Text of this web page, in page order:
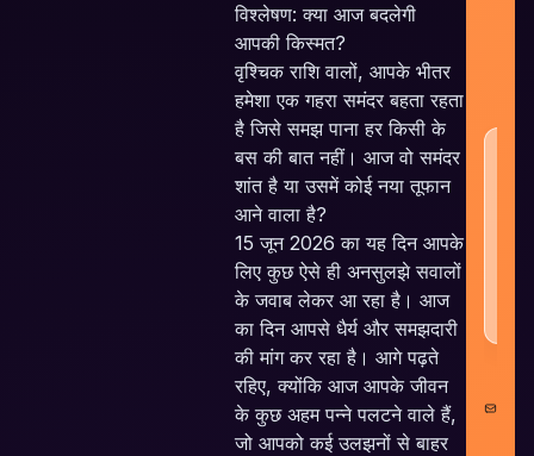
विश्लेषण: क्या आज बदलेगी
आपकी किस्मत?
वृश्चिक राशि वालों, आपके भीतर
हमेशा एक गहरा समंदर बहता रहता
है जिसे समझ पाना हर किसी के
बस की बात नहीं। आज वो समंदर
शांत है या उसमें कोई नया तूफान
आने वाला है?
15 जून 2026 का यह दिन आपके
लिए कुछ ऐसे ही अनसुलझे सवालों
के जवाब लेकर आ रहा है। आज
का दिन आपसे धैर्य और समझदारी
की मांग कर रहा है। आगे पढ़ते
रहिए, क्योंकि आज आपके जीवन
के कुछ अहम पन्ने पलटने वाले हैं,
जो आपको कई उलझनों से बाहर